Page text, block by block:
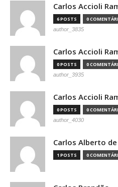
Carlos Accioli
6 POSTS 0
author_3835
Carlos Accioli
0 POSTS 0
author_3935
Carlos Accioli
0 POSTS 0
author_4030
Carlos Alberto
1 POSTS 0